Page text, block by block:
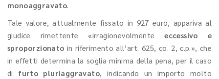
monoaggravato.
Tale valore, attualmente fissato in 927 euro, appariva al
giudice rimettente «irragionevolmenteeccessivo e
sproporzionato in riferimento all’art. 625, co. 2, c.p.», che
in effetti determina la soglia minima della pena, per il caso
di furto pluriaggravato,
indicando un importo molto